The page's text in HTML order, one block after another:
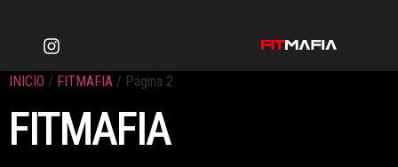
INICIO / FITMAFIA / Página 2
FITMAFIA